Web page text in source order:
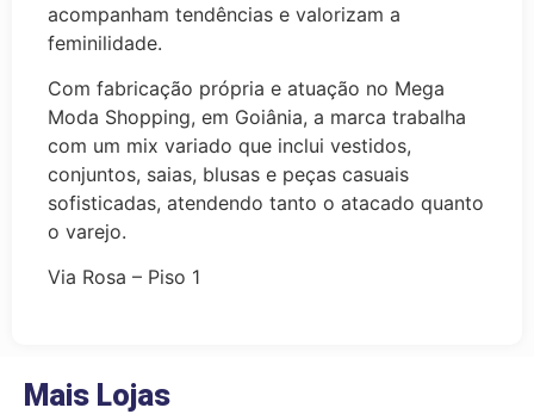
acompanham tendências e valorizam a
feminilidade.
Com fabricação própria e atuação no Mega
Moda Shopping, em Goiânia, a marca trabalha
com um mix variado que inclui vestidos,
conjuntos, saias, blusas e peças casuais
sofisticadas, atendendo tanto o atacado quanto
o varejo.
Via Rosa – Piso 1
Mais Lojas